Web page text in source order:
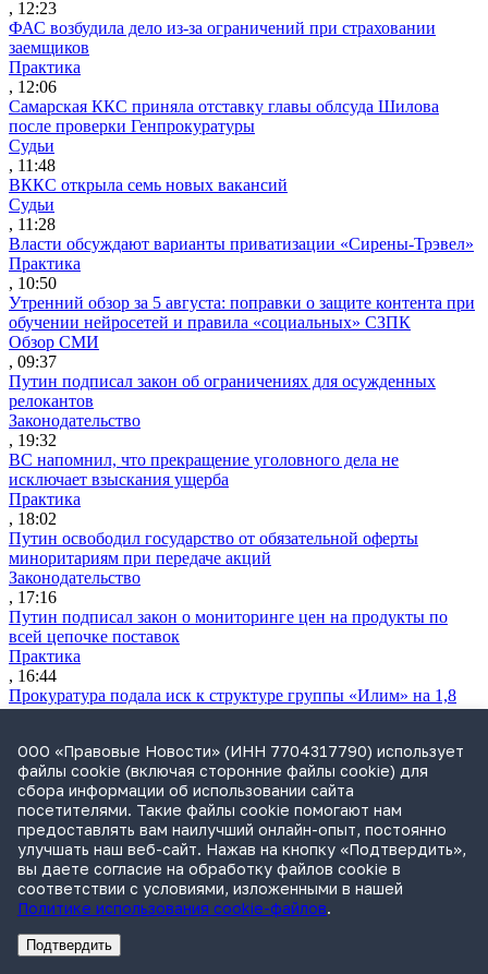
, 12:23
ФАС возбудила дело из-за ограничений при страховании
заемщиков
Практика
, 12:06
Самарская ККС приняла отставку главы облсуда Шилова
после проверки Генпрокуратуры
Судьи
, 11:48
ВККС открыла семь новых вакансий
Судьи
, 11:28
Власти обсуждают варианты приватизации «Сирены-Трэвел»
Практика
, 10:50
Утренний обзор за 5 августа: поправки о защите контента при
обучении нейросетей и правила «социальных» СЗПК
Обзор СМИ
, 09:37
Путин подписал закон об ограничениях для осужденных
релокантов
Законодательство
, 19:32
ВС напомнил, что прекращение уголовного дела не
исключает взыскания ущерба
Практика
, 18:02
Путин освободил государство от обязательной оферты
миноритариям при передаче акций
Законодательство
, 17:16
Путин подписал закон о мониторинге цен на продукты по
всей цепочке поставок
Практика
, 16:44
Прокуратура подала иск к структуре группы «Илим» на 1,8
млрд руб.
, 16:35
Экономколлегия ВС рассмотрит спор о классификации товара
по ВЭД ЕАЭС
Практика
, 16:24
Дочерняя компания «Мегафона» подала иск к «М.Видео» на
1,8 млрд руб.
Практика
, 15:50
СИП проверит отмену патента на систему управления
устройствами после возражений «Яндекса»
РекламаАдвокатское бюро Санкт-Петербурга «Вертикаль» ИНН 7841290773
ООО «Правовые Новости» (ИНН 7704317790) использует
файлы cookie (включая сторонние файлы cookie) для
сбора информации об использовании сайта
посетителями. Такие файлы cookie помогают нам
предоставлять вам наилучший онлайн-опыт, постоянно
улучшать наш веб-сайт. Нажав на кнопку «Подтвердить»,
вы даете согласие на обработку файлов cookie в
соответствии с условиями, изложенными в нашей
Политике использования cookie-файлов.
Подтвердить